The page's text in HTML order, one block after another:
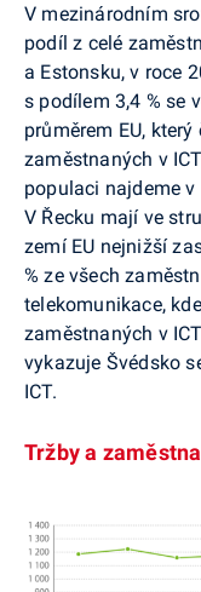
V mezinárodním
podíl z celé
a Estonsku, v roce
s podílem 3,4 % se
průměrem EU,
zaměstnaných v
populaci najdeme v
V Řecku mají ve
zemí EU nejnižší
% ze všech
telekomunikace,
zaměstnaných v
vykazuje Švédsko
ICT.
Tržby a